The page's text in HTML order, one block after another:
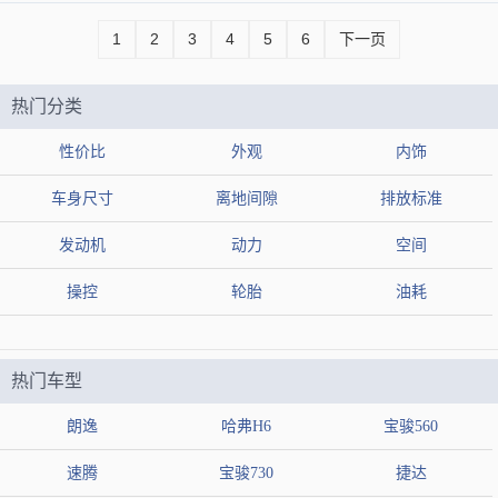
1 2 3 4 5 6 下一页
热门分类
性价比 外观 内饰
车身尺寸 离地间隙 排放标准
发动机 动力 空间
操控 轮胎 油耗
热门车型
朗逸 哈弗H6 宝骏560
速腾 宝骏730 捷达